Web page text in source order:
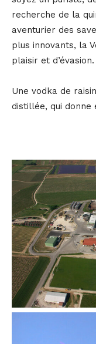
recherche de la
aventurier des
plus innovants, la
plaisir et d’évasion.
Une vodka de
distillée, qui donne